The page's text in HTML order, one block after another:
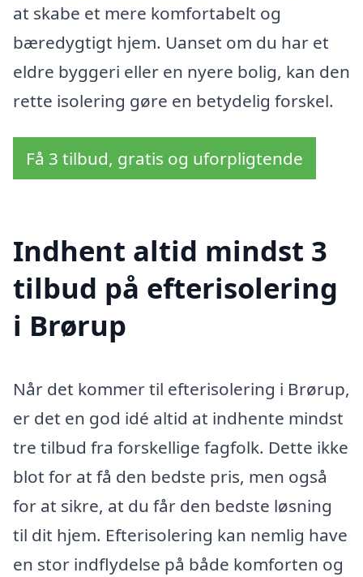
at skabe et mere komfortabelt og
bæredygtigt hjem. Uanset om du har et
eldre byggeri eller en nyere bolig, kan den
rette isolering gøre en betydelig forskel.
Få 3 tilbud, gratis og uforpligtende
Indhent altid mindst 3
tilbud på efterisolering
i Brørup
Når det kommer til efterisolering i Brørup,
er det en god idé altid at indhente mindst
tre tilbud fra forskellige fagfolk. Dette ikke
blot for at få den bedste pris, men også
for at sikre, at du får den bedste løsning
til dit hjem. Efterisolering kan nemlig have
en stor indflydelse på både komforten og